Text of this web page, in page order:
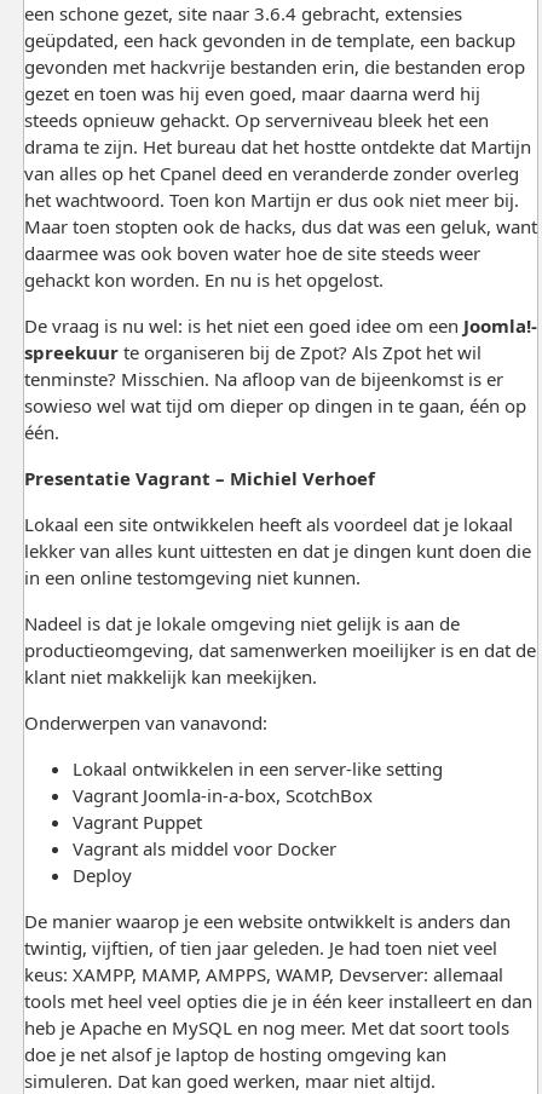
een schone gezet, site naar 3.6.4 gebracht, extensies
geüpdated, een hack gevonden in de template, een backup
gevonden met hackvrije bestanden erin, die bestanden erop
gezet en toen was hij even goed, maar daarna werd hij
steeds opnieuw gehackt. Op serverniveau bleek het een
drama te zijn. Het bureau dat het hostte ontdekte dat Martijn
van alles op het Cpanel deed en veranderde zonder overleg
het wachtwoord. Toen kon Martijn er dus ook niet meer bij.
Maar toen stopten ook de hacks, dus dat was een geluk, want
daarmee was ook boven water hoe de site steeds weer
gehackt kon worden. En nu is het opgelost.
De vraag is nu wel: is het niet een goed idee om een Joomla!-
spreekuurte organiseren bij de Zpot? Als Zpot het wil
tenminste? Misschien. Na afloop van de bijeenkomst is er
sowieso wel wat tijd om dieper op dingen in te gaan, één op
één.
Presentatie Vagrant – Michiel Verhoef
Lokaal een site ontwikkelen heeft als voordeel dat je lokaal
lekker van alles kunt uittesten en dat je dingen kunt doen die
in een online testomgeving niet kunnen.
Nadeel is dat je lokale omgeving niet gelijk is aan de
productieomgeving, dat samenwerken moeilijker is en dat de
klant niet makkelijk kan meekijken.
Onderwerpen van vanavond:
Lokaal ontwikkelen in een server-like setting
Vagrant Joomla-in-a-box, ScotchBox
Vagrant Puppet
Vagrant als middel voor Docker
Deploy
De manier waarop je een website ontwikkelt is anders dan
twintig, vijftien, of tien jaar geleden. Je had toen niet veel
keus: XAMPP, MAMP, AMPPS, WAMP, Devserver: allemaal
tools met heel veel opties die je in één keer installeert en dan
heb je Apache en MySQL en nog meer. Met dat soort tools
doe je net alsof je laptop de hosting omgeving kan
simuleren. Dat kan goed werken, maar niet altijd.